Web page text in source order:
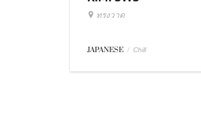
ทรงวาด
JAPANESE / Chill